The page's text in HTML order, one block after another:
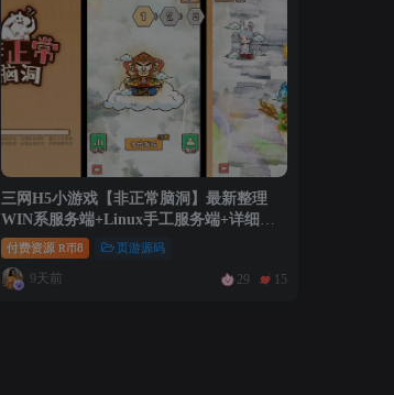
三网H5小游戏【非正常脑洞】最新整理
WIN系服务端+Linux手工服务端+详细搭
建教程
付费资源 R币8 页游源码
9天前 29 15